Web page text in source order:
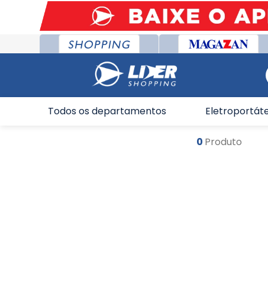
Todos os departamentos
0 Produto